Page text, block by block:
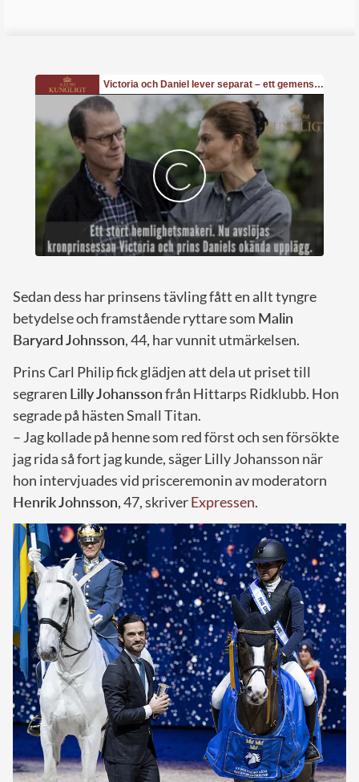
Sedan dess har prinsens tävling fått en allt tyngre
betydelse och framstående ryttare som Malin
Baryard Johnsson, 44, har vunnit utmärkelsen.
Prins Carl Philip fick glädjen att dela ut priset till
segraren Lilly Johanssonfrån Hittarps Ridklubb. Hon
segrade på hästen Small Titan.
– Jag kollade på henne som red först och sen försökte
jag rida så fort jag kunde, säger Lilly Johansson när
hon intervjuades vid prisceremonin av moderatorn
Henrik Johnsson, 47, skriverExpressen.